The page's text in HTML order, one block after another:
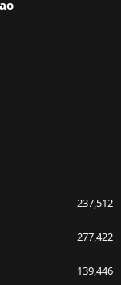
237,512
277,422
139,446